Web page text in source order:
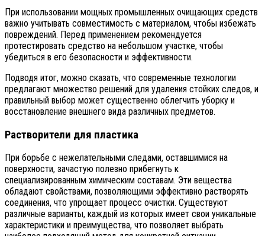
При использовании мощных промышленных очищающих средств
важно учитывать совместимость с материалом, чтобы избежать
повреждений. Перед применением рекомендуется
протестировать средство на небольшом участке, чтобы
убедиться в его безопасности и эффективности.
Подводя итог, можно сказать, что современные технологии
предлагают множество решений для удаления стойких следов, и
правильный выбор может существенно облегчить уборку и
восстановление внешнего вида различных предметов.
Растворители для пластика
При борьбе с нежелательными следами, оставшимися на
поверхности, зачастую полезно прибегнуть к
специализированным химическим составам. Эти вещества
обладают свойствами, позволяющими эффективно растворять
соединения, что упрощает процесс очистки. Существуют
различные варианты, каждый из которых имеет свои уникальные
характеристики и преимущества, что позволяет выбрать